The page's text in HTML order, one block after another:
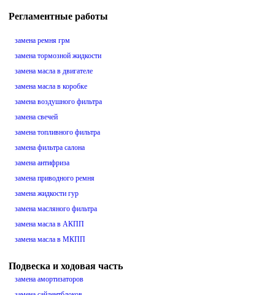
Регламентные работы
замена ремня грм
замена тормозной жидкости
замена масла в двигателе
замена масла в коробке
замена воздушного фильтра
замена свечей
замена топливного фильтра
замена фильтра салона
замена антифриза
замена приводного ремня
замена жидкости гур
замена масляного фильтра
замена масла в АКПП
замена масла в МКПП
Подвеска и ходовая часть
замена амортизаторов